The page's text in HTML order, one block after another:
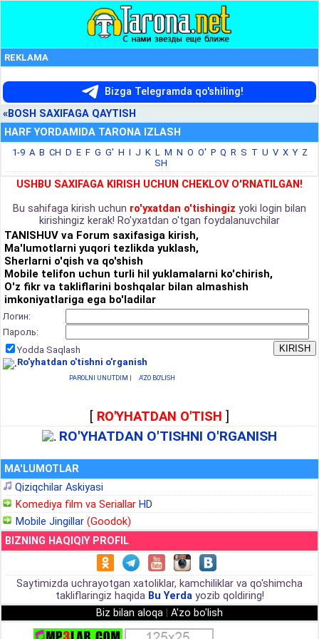
REKLAMA
Bizga Telegramda qo'shiling!
«BOSH SAXIFAGA QAYTISH
HARF YORDAMIDA TARONA IZLASH
1-9 A B CH D E F G G' H I J K L M N O O' P Q R S T U V X Y Z
SH
USHBU SAXIFAGA KIRISH UCHUN CHEKLOV O'RNATILGAN!
Bu sahifaga kirish uchun ro'yxatdan o'tishingiz yoki login bilan
kirishingiz kerak! Ro'yxatdan o'tgan foydalanuvchilar
TANISHUV va Forum saxifasiga kirish,
Ma'lumotlarni yuqori tezlikda yuklash,
Sherlarni o'qish va qo'shish
Mobile telifon uchun turli hil yuklamalarni ko'chirish,
O'z fikr va takliflarini boshqalar bilan almashish
imkoniyatlariga ega bo'ladilar
Логин:
Пароль:
Yodda Saqlash
Ro'yhatdan o'tishni o'rganish
PAROLNI UNUTDIM | A'ZO BO'LISH
[ RO'YHATDAN O'TISH ]
RO'YHATDAN O'TISHNI O'RGANISH
MA'LUMOTLAR
Qiziqchilar Askiyasi
Komediya film va Seriallar HD
Mobile Jingillar (Goodok)
BIZNING HAQIQIY PROFIL
Saytimizda uchrayotgan xatoliklar, kamchiliklar va qo'shimcha
takliflaringiz haqida Bu Yerdayozib qoldiring!
Biz bilan aloqa
A'zo bo'lish